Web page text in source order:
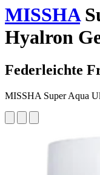
MISSHA
Hyalron
Federleichte
MISSHA Super Aqua